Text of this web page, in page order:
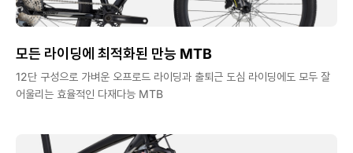
모든 라이딩에 최적화된 만능 MTB
12단 구성으로 가벼운 오프로드 라이딩과 출퇴근 도심 라이딩에도 모두 잘
어울리는 효율적인 다재다능 MTB